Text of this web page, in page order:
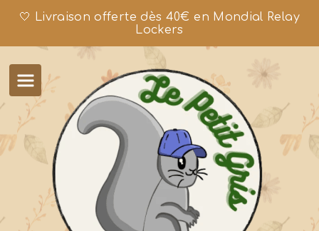
🤍 Livraison offerte dès 40€ en Mondial Relay
Lockers